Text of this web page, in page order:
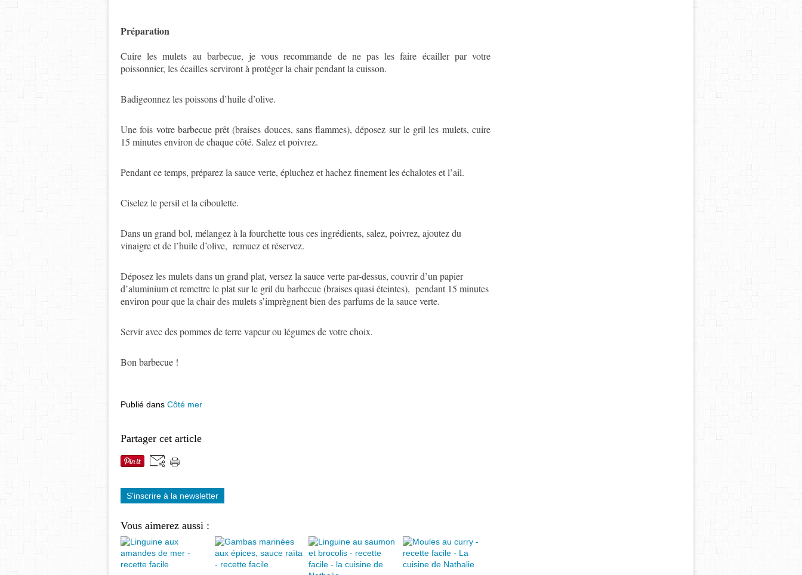
Préparation
Cuire les mulets au barbecue, je vous recommande de ne pas les faire écailler par votre
poissonnier, les écailles serviront à protéger la chair pendant la cuisson.
Badigeonnez les poissons d’huile d’olive.
Une fois votre barbecue prêt (braises douces, sans flammes), déposez sur le gril les mulets, cuire
15 minutes environ de chaque côté. Salez et poivrez.
Pendant ce temps, préparez la sauce verte, épluchez et hachez finement les échalotes et l’ail.
Ciselez le persil et la ciboulette.
Dans un grand bol, mélangez à la fourchette tous ces ingrédients, salez, poivrez, ajoutez du
vinaigre et de l’huile d’olive, remuez et réservez.
Déposez les mulets dans un grand plat, versez la sauce verte par-dessus, couvrir d’un papier
d’aluminium et remettre le plat sur le gril du barbecue (braises quasi éteintes), pendant 15 minutes
environ pour que la chair des mulets s’imprègnent bien des parfums de la sauce verte.
Servir avec des pommes de terre vapeur ou légumes de votre choix.
Bon barbecue !
Publié dans Côté mer
Partager cet article
S'inscrire à la newsletter
Vous aimerez aussi :